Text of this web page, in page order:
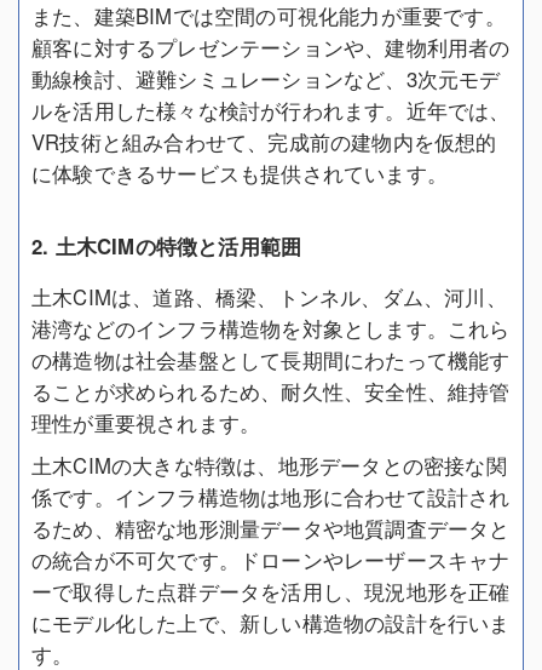
また、建築BIMでは空間の可視化能力が重要です。
顧客に対するプレゼンテーションや、建物利用者の
動線検討、避難シミュレーションなど、3次元モデ
ルを活用した様々な検討が行われます。近年では、
VR技術と組み合わせて、完成前の建物内を仮想的
に体験できるサービスも提供されています。
2. 土木CIMの特徴と活用範囲
土木CIMは、道路、橋梁、トンネル、ダム、河川、
港湾などのインフラ構造物を対象とします。これら
の構造物は社会基盤として長期間にわたって機能す
ることが求められるため、耐久性、安全性、維持管
理性が重要視されます。
土木CIMの大きな特徴は、地形データとの密接な関
係です。インフラ構造物は地形に合わせて設計され
るため、精密な地形測量データや地質調査データと
の統合が不可欠です。ドローンやレーザースキャナ
ーで取得した点群データを活用し、現況地形を正確
にモデル化した上で、新しい構造物の設計を行いま
す。